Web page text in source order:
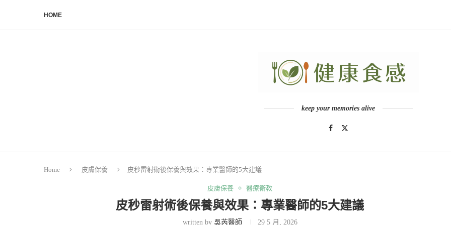
HOME
keep your memories alive
Home 皮膚保養 皮秒雷射術後保養與效果：專業醫師的5大建議
皮膚保養 醫療衛教
皮秒雷射術後保養與效果：專業醫師的5大建議
written by 吳芮醫師 29 5 月, 2026